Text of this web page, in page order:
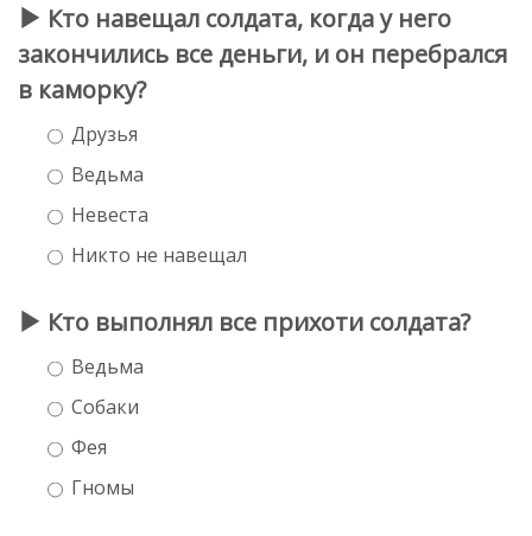
Кто навещал солдата, когда у него
закончились все деньги, и он перебрался
в каморку?
Друзья
Ведьма
Невеста
Никто не навещал
Кто выполнял все прихоти солдата?
Ведьма
Собаки
Фея
Гномы